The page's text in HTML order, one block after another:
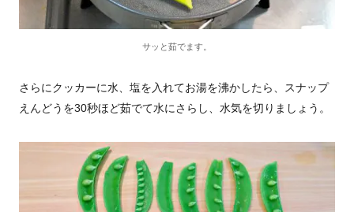
サッと茹でます。
さらにクッカーに水、塩を入れてお湯を沸かしたら、スナップ
えんどうを30秒ほど茹でて水にさらし、水気を切りましょう。